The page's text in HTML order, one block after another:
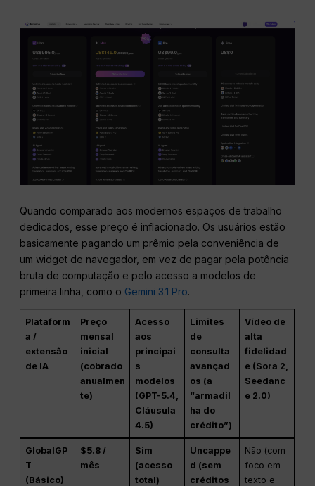
Quando comparado aos modernos espaços de trabalho
dedicados, esse preço é inflacionado. Os usuários estão
basicamente pagando um prêmio pela conveniência de
um widget de navegador, em vez de pagar pela potência
bruta de computação e pelo acesso a modelos de
primeira linha, como o Gemini 3.1 Pro.
Plataform
a /
extensão
de IA
Preço
mensal
inicial
(cobrado
anualmen
te)
Acesso
aos
principai
s
modelos
(GPT-5.4,
Cláusula
4.5)
Limites
de
consulta
avançad
os (a
“armadil
ha do
crédito”)
Vídeo de
alta
fidelidad
e (Sora 2,
Seedanc
e 2.0)
GlobalGP
T
(Básico)
$5.8 /
mês
Sim
(acesso
total)
Uncappe
d (sem
créditos
Não (com
foco em
texto e